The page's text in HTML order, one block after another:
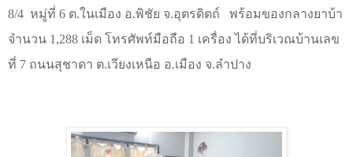
8/4 หมู่ที่ 6 ต.ในเมือง อ.พิชัย จ.อุตรดิตถ์
พร้อมของกลางยาบ้า
จำนวน 1,288 เม็ด โทรศัพท์มือถือ 1 เครื่อง ได้ที่บริเวณบ้านเลข
ที่ 7 ถนนสุชาดา ต.เวียงเหนือ อ.เมือง จ.ลำปาง